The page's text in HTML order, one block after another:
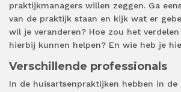
praktijkmanagers willen zeggen. Ga
van de praktijk staan en kijk wat er
wil je veranderen? Hoe zou het
hierbij kunnen helpen? En wie heb je
Verschillende professionals
In de huisartsenpraktijken hebben in